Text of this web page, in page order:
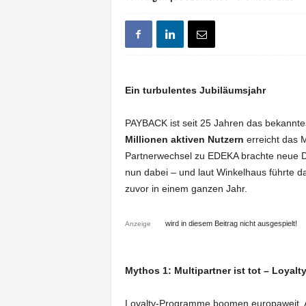
Ein turbulentes Jubiläumsjahr
PAYBACK ist seit 25 Jahren das
Millionen aktiven Nutzern erreicht das
Partnerwechsel zu EDEKA brachte neue
nun dabei – und laut Winkelhaus führte
zuvor in einem ganzen Jahr.
Anzeige wird in diesem Beitrag nicht ausgespielt!
Mythos 1: Multipartner ist tot –
Loyalty-Programme boomen